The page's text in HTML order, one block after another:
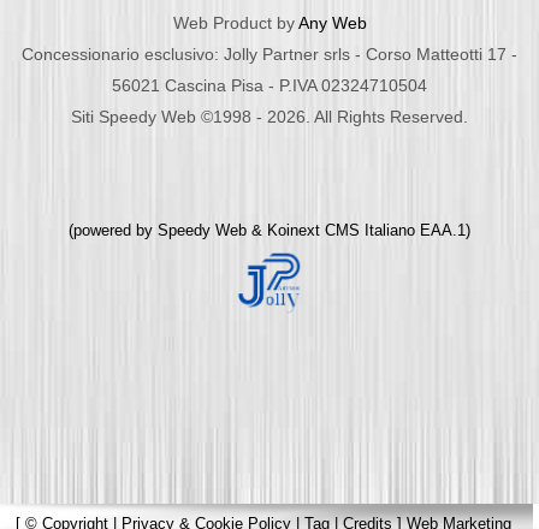
Web Product byAny Web
Concessionario esclusivo: Jolly Partner srls - Corso Matteotti 17 -
56021 Cascina Pisa - P.IVA 02324710504
Siti Speedy Web ©1998 - 2026. All Rights Reserved.
(powered by Speedy Web & Koinext CMS Italiano EAA.1)
[ © Copyright Privacy & Cookie Policy Tag |Credits]Web Marketing